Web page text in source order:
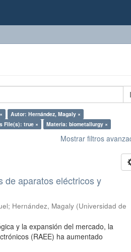
Autor: Hernández, Magaly ×
File(s): true × Materia: biometallurgy ×
Mostrar filtros
de aparatos eléctricos y
; Hernández, Magaly (Universidad de
y la expansión del mercado, la
(RAEE) ha aumentado